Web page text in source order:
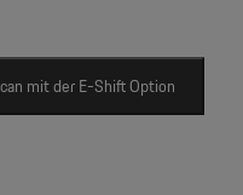
mit der E-Shift Option